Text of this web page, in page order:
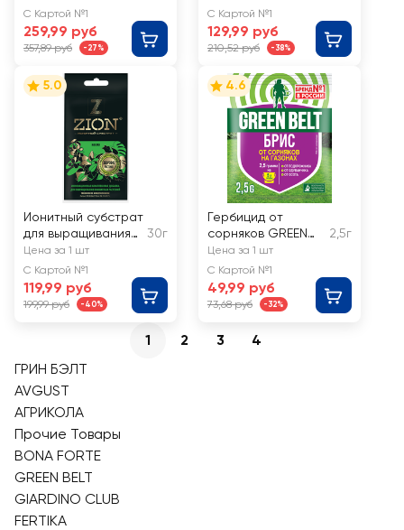
04-976
С Картой №1
259,99 руб
357,89 руб -27%
открытого грунта
С Картой №1
129,99 руб
210,52 руб -38%
5.0
Ионитный субстрат
для выращивания
комнатных
растений ZION
Космо, Арт. K000011
30г
Цена за 1 шт
С Картой №1
119,99 руб
199,99 руб -40%
4.6
Гербицид от
сорняков GREEN
BELT Брис ВДГ, Арт.
01-257
2,5г
Цена за 1 шт
С Картой №1
49,99 руб
73,68 руб -32%
1 2 3
4
ГРИН БЭЛТ
AVGUST
АГРИКОЛА
Прочие Товары
BONA FORTE
GREEN BELT
GIARDINO CLUB
FERTIKA